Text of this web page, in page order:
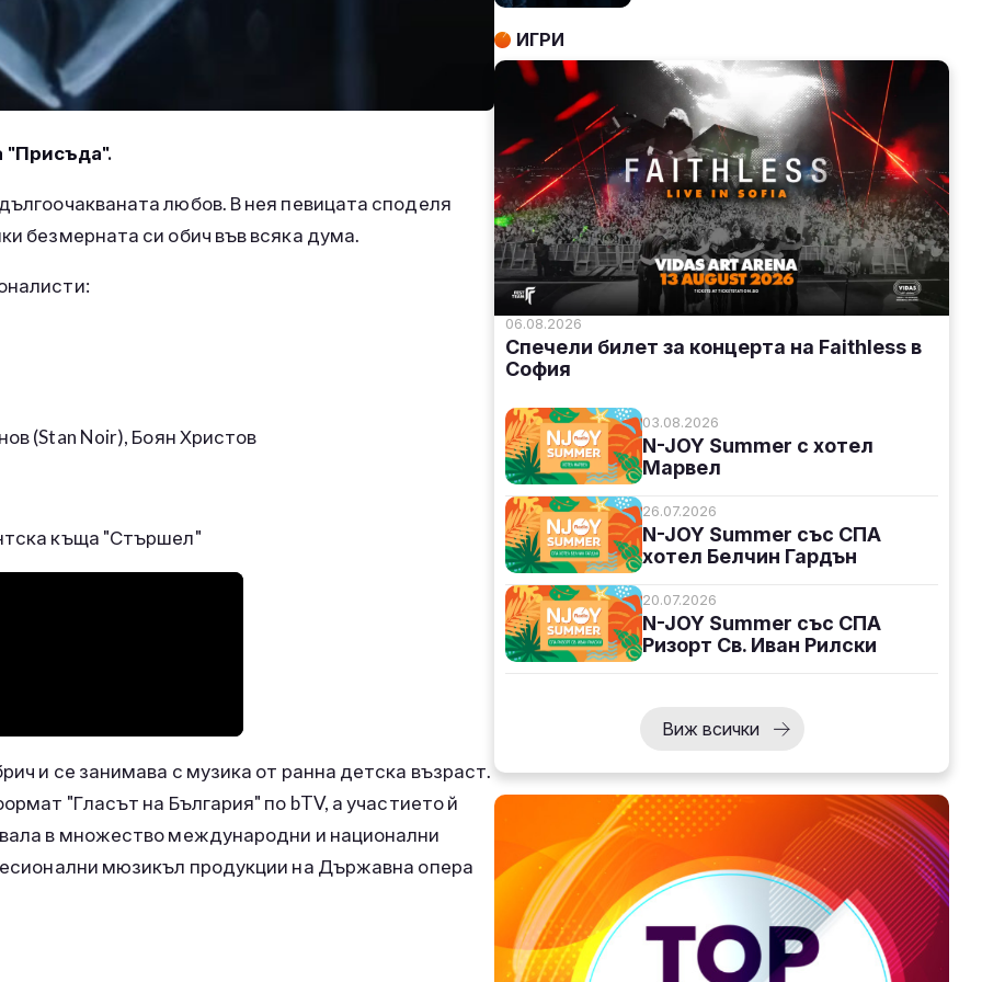
"Присъда".
любов. В нея певицата споделя
безмерната си обич във всяка дума.
(Stan Noir), Боян Христов
къща "Стършел"
и се занимава с музика от ранна детска възраст.
"Гласът на България" по bTV, а участието й
в множество международни и национални
мюзикъл продукции на Държавна опера
ИГРИ
06.08.2026
Спечели билет за концерта на Faithless в
София
03.08.2026
N-JOY Summer с хотел
Марвел
26.07.2026
N-JOY Summer със СПА
хотел Белчин Гардън
20.07.2026
N-JOY Summer със СПА
Ризорт Св. Иван Рилски
Виж всички